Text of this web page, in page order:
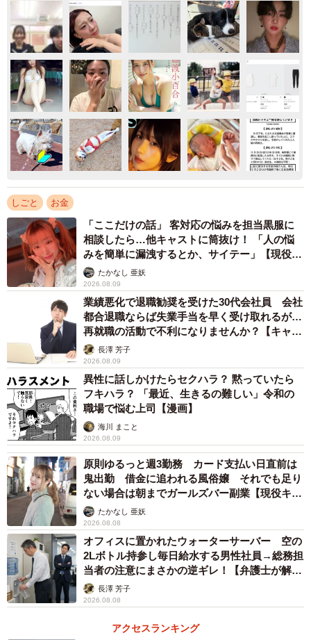
しごと お金
「ここだけの話」 客対応の悩みを担当黒服に
相談したら…他キャストに筒抜け！ 「人の悩
みを簡単に漏洩するとか、サイテー」【現役キ
ャストに取材】
たかなし 亜妖
2026.08.09
業績悪化で退職勧奨を受けた30代会社員 会社
都合退職ならば失業手当を早く受け取れるが…
再就職の活動で不利になりませんか？【キャリ
アカウンセラーが解説】
長澤 芳子
2026.08.09
異性に話しかけたらセクハラ？ 黙っていたら
フキハラ？ 「最近、生きるの難しい」令和の
職場で悩む上司【漫画】
海川 まこと
2026.08.09
原則ゆるっと週3勤務 カード支払い日直前は
鬼出勤 借金に追われる風俗嬢 それでも足り
ない場合は朝までガールズバー副業【現役キャ
ストに取材】
たかなし 亜妖
2026.08.08
オフィスに置かれたウォーターサーバー 空の
2Lボトル持参し毎日給水する男性社員→総務担
当者の注意にまさかの逆ギレ！【弁護士が解
説】長澤 芳子
2026.08.08
アクセスランキング